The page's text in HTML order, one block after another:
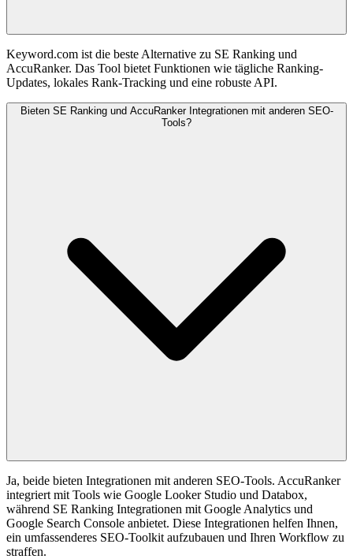
Keyword.com ist die beste Alternative zu SE Ranking und
AccuRanker. Das Tool bietet Funktionen wie tägliche Ranking-
Updates, lokales Rank-Tracking und eine robuste API.
Bieten SE Ranking und AccuRanker Integrationen mit anderen SEO-
Tools?
Ja, beide bieten Integrationen mit anderen SEO-Tools. AccuRanker
integriert mit Tools wie Google Looker Studio und Databox,
während SE Ranking Integrationen mit Google Analytics und
Google Search Console anbietet. Diese Integrationen helfen Ihnen,
ein umfassenderes SEO-Toolkit aufzubauen und Ihren Workflow zu
straffen.